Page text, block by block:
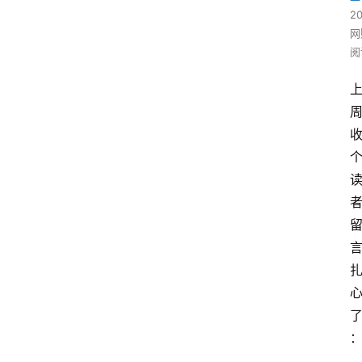
上
周
收
个
读
者
留
言
扎
心
了
：